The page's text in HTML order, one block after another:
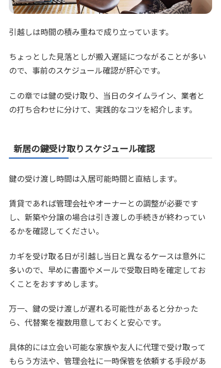
引越しは時間の積み重ねで成り立っています。
ちょっとした見落としが搬入遅延につながることが多い
ので、事前のスケジュール確認が肝心です。
この章では鍵の受け取り、当日のタイムライン、業者と
の打ち合わせに分けて、実践的なコツを紹介します。
新居の鍵受け取りスケジュール確認
鍵の受け渡し時間は入居可能時間と直結します。
賃貸であれば管理会社やオーナーとの調整が必要です
し、新築や分譲の場合は引き渡しの手続きが終わってい
るかを確認してください。
カギを受け取る日が引越し当日と異なるケースは意外に
多いので、早めに書面やメールで受取日時を確定してお
くことをおすすめします。
万一、鍵の受け渡しが遅れる可能性があると分かった
ら、代替案を複数用意しておくと安心です。
具体的には立会い可能な家族や友人に代理で受け取って
もらう方法や、管理会社に一時保管を依頼する手段があ